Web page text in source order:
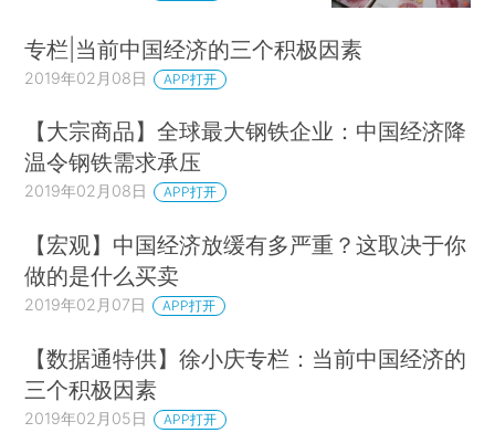
专栏|当前中国经济的三个积极因素
2019年02月08日 APP打开
【大宗商品】全球最大钢铁企业：中国经济降
温令钢铁需求承压
2019年02月08日 APP打开
【宏观】中国经济放缓有多严重？这取决于你
做的是什么买卖
2019年02月07日 APP打开
【数据通特供】徐小庆专栏：当前中国经济的
三个积极因素
2019年02月05日 APP打开